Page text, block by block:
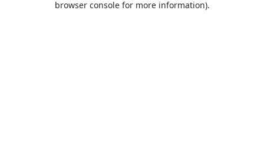
browser console for more information).